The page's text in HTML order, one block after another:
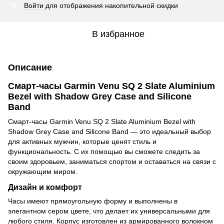
Войти для отображения накопительной скидки
В избранное
Описание
Смарт-часы Garmin Venu SQ 2 Slate Aluminium
Bezel with Shadow Grey Case and Silicone
Band
Смарт-часы Garmin Venu SQ 2 Slate Aluminium Bezel with
Shadow Grey Case and Silicone Band — это идеальный выбор
для активных мужчин, которые ценят стиль и
функциональность. С их помощью вы сможете следить за
своим здоровьем, заниматься спортом и оставаться на связи с
окружающим миром.
Дизайн и комфорт
Часы имеют прямоугольную форму и выполнены в
элегантном сером цвете, что делает их универсальными для
любого стиля. Корпус изготовлен из армированного волокном